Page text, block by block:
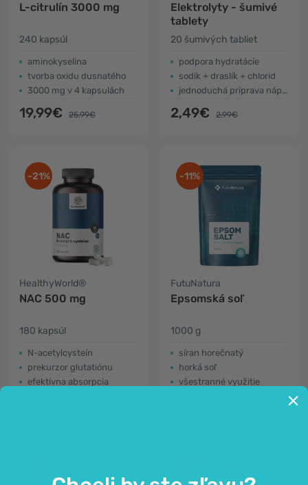
L-citrulín 3000 mg
240 kapsúl
aminokyselina
tvorba oxidu dusnatého
3000 mg v 4 kapsulách
19,99€ 25,99€
Elektrolyty - šumivé
tablety
20 šumivých tabliet
podpora hydratácie
sodík + draslík + chlorid
jednoduchá príprava nápoja
2,49€ 2,99€
-21%
HealthyWorld®
NAC 500 mg
180 kapsúl
N-acetylcysteín
prekurzor glutatiónu
efektívna absorpcia
-11%
FutuNatura
Epsomská soľ
1000 g
síran horečnatý
horká soľ
všestranné využitie